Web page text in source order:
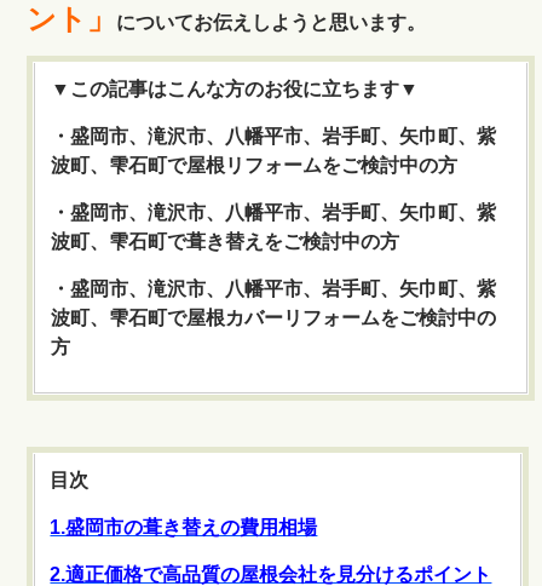
ント」
についてお伝えしようと思います。
▼この記事はこんな方のお役に立ちます▼
・盛岡市、滝沢市、八幡平市、岩手町、矢巾町、紫
波町、雫石町で屋根リフォームをご検討中の方
・盛岡市、滝沢市、八幡平市、岩手町、矢巾町、紫
波町、雫石町で葺き替えをご検討中の方
・盛岡市、滝沢市、八幡平市、岩手町、矢巾町、紫
波町、雫石町で屋根カバーリフォームをご検討中の
方
目次
1.盛岡市の葺き替えの費用相場
2.適正価格で高品質の屋根会社を見分けるポイント